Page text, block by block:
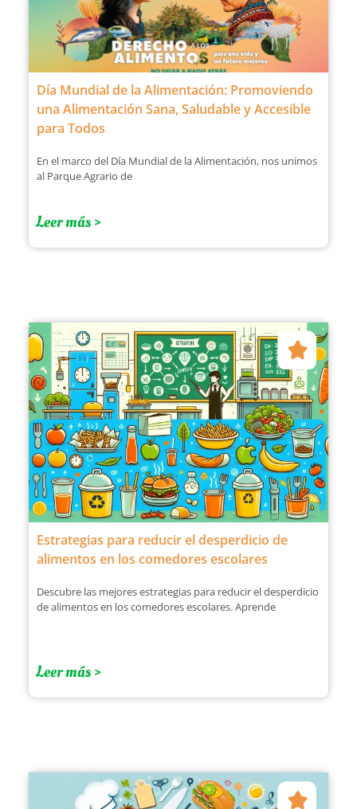
Día Mundial de la Alimentación: Promoviendo
una Alimentación Sana, Saludable y Accesible
para Todos
En el marco del Día Mundial de la Alimentación, nos unimos
al Parque Agrario de
Leer más >
Estrategias para reducir el desperdicio de
alimentos en los comedores escolares
Descubre las mejores estrategias para reducir el desperdicio
de alimentos en los comedores escolares. Aprende
Leer más >